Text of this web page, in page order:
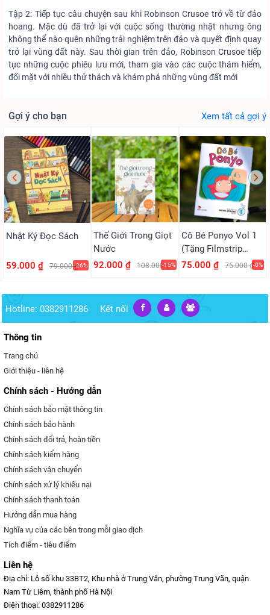
Tập 2: Tiếp tục câu chuyện sau khi Robinson Crusoe trở về từ đảo
hoang. Mặc dù đã trở lại với cuộc sống thường nhật nhưng ông
không thể nào quên những trải nghiệm trên đảo và quyết định quay
trở lại vùng đất này. Sau thời gian trên đảo, Robinson Crusoe tiếp
tục những cuộc phiêu lưu mới, tham gia vào các cuộc thám hiểm,
đối mặt với nhiều thử thách và khám phá những vùng đất mới
Gợi ý cho bạn Xem tất cả gợi ý
Nhật Ký Đọc Sách
59.000 ₫ 79.000 ₫-26%
Thế Giới Trong Giọt
Nước
92.000 ₫
108.000 ₫
-15%
Cô Bé Ponyo Vol 1
(Tặng Filmstrip
PVC)
75.000 ₫ 75.000 ₫-0%
Hotline: 0382911286 Kết nối
Thông tin
Trang chủ
Giới thiệu - liên hệ
Chính sách - Hướng dẫn
Chính sách bảo mật thông tin
Chính sách bảo hành
Chính sách đổi trả, hoàn tiền
Chính sách kiểm hàng
Chính sách vận chuyển
Chính sách xử lý khiếu nại
Chính sách thanh toán
Hướng dẫn mua hàng
Nghĩa vụ của các bên trong mỗi giao dịch
Tích điểm - tiêu điểm
Liên hệ
Địa chỉ: Lô số khu 33BT2, Khu nhà ở Trung Văn, phường Trung Văn, quận
Nam Từ Liêm, thành phố Hà Nội
Điện thoại: 0382911286